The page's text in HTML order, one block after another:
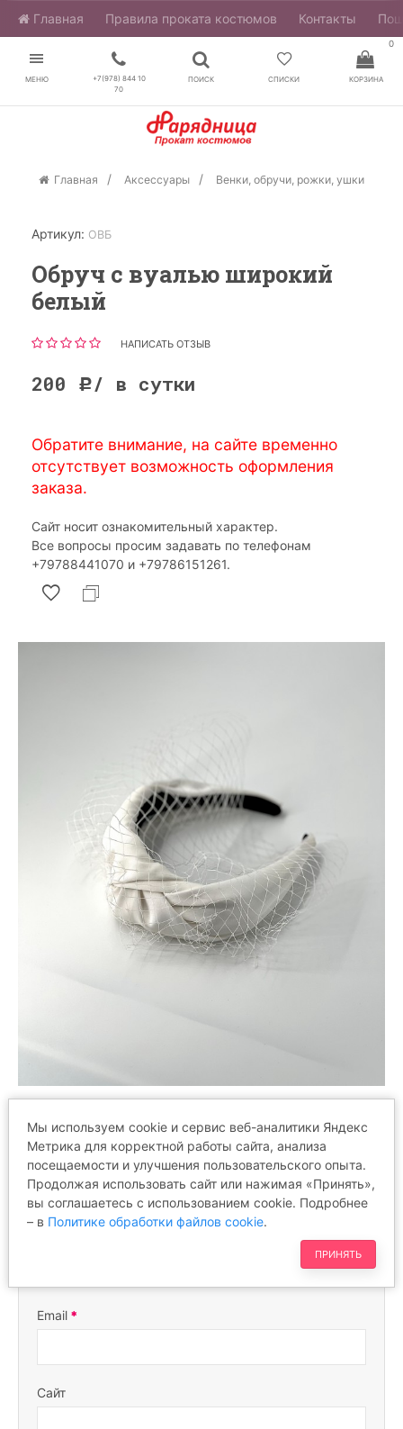
Главная ​Правила проката костюмов Контакты
МЕНЮ
+7(978) 844 10
70
ПОИСК СПИСКИ
0
КОРЗИНА
Главная Аксессуары Венки, обручи, рожки, ушки
Артикул: ОВБ
Обруч с вуалью широкий
белый
НАПИСАТЬ ОТЗЫВ
200 Р / в сутки
Обратите внимание, на сайте временно
отсутствует возможность оформления
заказа.
Сайт носит ознакомительный характер.
Все вопросы просим задавать по телефонам
‎+79788441070 и ‎+79786151261.
ОТЗЫВЫ
Email
Сайт
Мы используем cookie и сервис веб-аналитики Яндекс
Метрика для корректной работы сайта, анализа
посещаемости и улучшения пользовательского опыта.
Продолжая использовать сайт или нажимая «Принять»,
вы соглашаетесь с использованием cookie. Подробнее
– в Политике обработки файлов cookie.
ПРИНЯТЬ